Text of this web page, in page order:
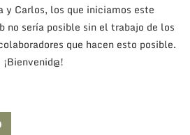
y Carlos, los que iniciamos este
no sería posible sin el trabajo de los
que hacen esto posible.
¡Bienvenid@!